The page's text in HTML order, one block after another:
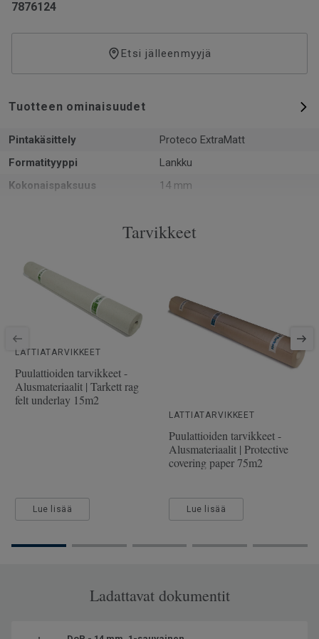
7876124
Etsi jälleenmyyjä
Tuotteen ominaisuudet
Pintakäsittely
Proteco ExtraMatt
Formatityyppi
Lankku
Kokonaispaksuus
14 mm
Kyllä
Kappaleita laatikossa
Asennusmenetelmä
Lukkopontti
SAP-tuotenumero
7876124
Viistetyt reunat
Puulaji
Pituus
3.5 mm
16.2 cm
Tarvikkeet
LATTIATARVIKKEET
Puulattioiden tarvikkeet -
Alusmateriaalit | Tarkett rag
felt underlay 15m2
Lue lisää
LATTIATARVIKKEET
Puulattioiden tarvikkeet -
Alusmateriaalit | Protective
covering paper 75m2
Lue lisää
Ladattavat dokumentit